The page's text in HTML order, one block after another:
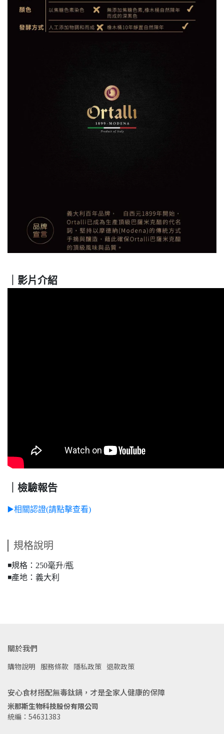
｜影片介紹
｜檢驗報告
▶️相關認證(請點擊查看)
規格說明
◾️規格：250毫升/瓶
◾️產地：義大利
關於我們
購物說明 服務條款 隱私政策 退款政策
安心食材搭配無毒鈦鍋，才是全家人健康的保障
米那斯生物科技股份有限公司
統編：54631383